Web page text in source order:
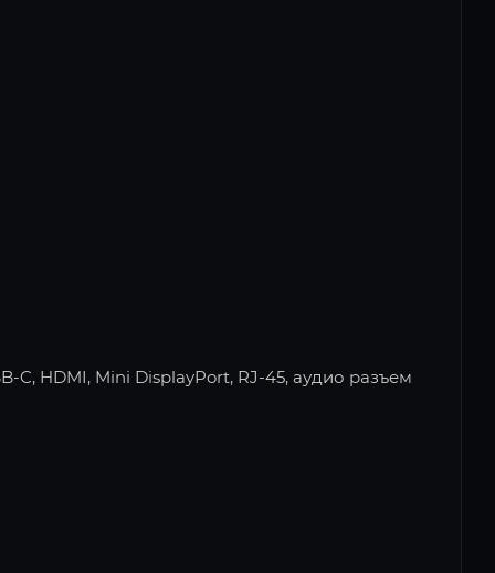
C, HDMI, Mini DisplayPort, RJ-45, аудио разъем